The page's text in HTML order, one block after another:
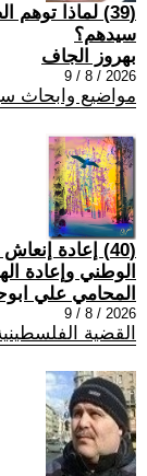
(39) ‏لماذا
سيدهم؟
بهروز الجاف
2026 / 8 / 9
مواضيع وابحاث
(40) إعادة
الوطني وإعادة
المحامي علي
2026 / 8 / 9
القضية